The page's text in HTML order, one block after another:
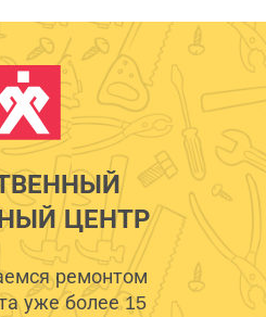
ЦЕНТР
ремонтом
уже более 15